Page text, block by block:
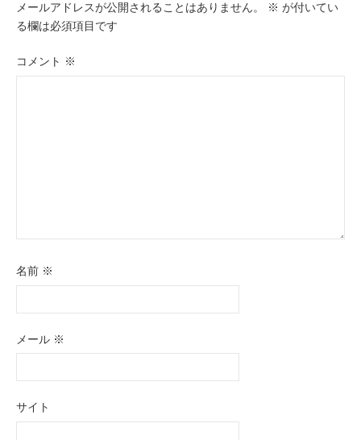
シ
ン
メールアドレスが公開されることはありません。 ※ が付いてい
る欄は必須項目です
コメント ※
名前 ※
メール ※
サイト